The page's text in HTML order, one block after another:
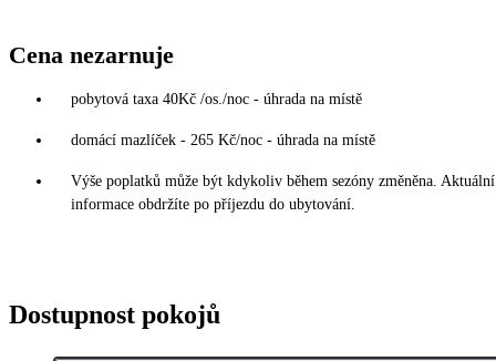
Cena nezarnuje
pobytová taxa 40Kč /os./noc - úhrada na místě
domácí mazlíček - 265 Kč/noc - úhrada na místě
Výše poplatků může být kdykoliv během sezóny změněna. Aktuální
informace obdržíte po příjezdu do ubytování.
Dostupnost pokojů